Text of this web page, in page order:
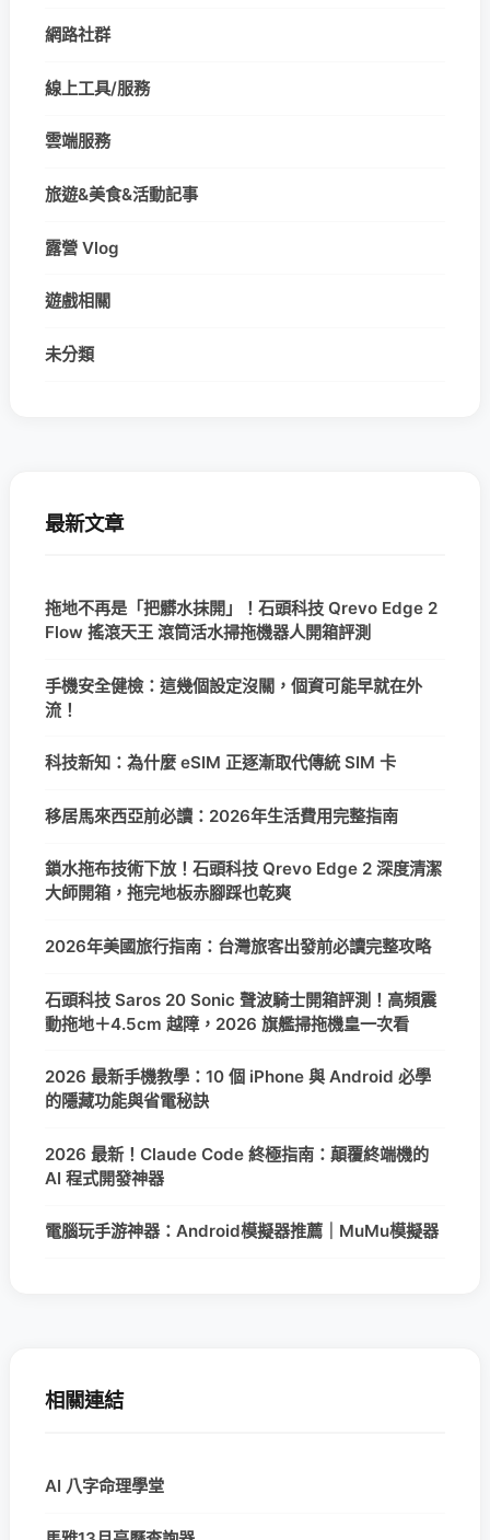
網路社群
線上工具/服務
雲端服務
旅遊&美食&活動記事
露營 Vlog
遊戲相關
未分類
最新文章
拖地不再是「把髒水抹開」！石頭科技 Qrevo Edge 2
Flow 搖滾天王 滾筒活水掃拖機器人開箱評測
手機安全健檢：這幾個設定沒關，個資可能早就在外
流！
科技新知：為什麼 eSIM 正逐漸取代傳統 SIM 卡
移居馬來西亞前必讀：2026年生活費用完整指南
鎖水拖布技術下放！石頭科技 Qrevo Edge 2 深度清潔
大師開箱，拖完地板赤腳踩也乾爽
2026年美國旅行指南：台灣旅客出發前必讀完整攻略
石頭科技 Saros 20 Sonic 聲波騎士開箱評測！高頻震
動拖地＋4.5cm 越障，2026 旗艦掃拖機皇一次看
2026 最新手機教學：10 個 iPhone 與 Android 必學
的隱藏功能與省電秘訣
2026 最新！Claude Code 終極指南：顛覆終端機的
AI 程式開發神器
電腦玩手游神器：Android模擬器推薦｜MuMu模擬器
相關連結
AI 八字命理學堂